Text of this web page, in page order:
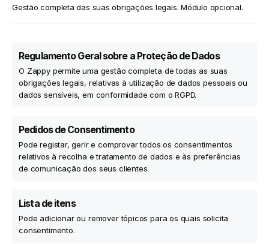
Gestão completa das suas obrigações legais. Módulo opcional.
Regulamento Geral sobre a Proteção de Dados
O Zappy permite uma gestão completa de todas as suas
obrigações legais, relativas à utilização de dados pessoais ou
dados sensíveis, em conformidade com o RGPD.
Pedidos de Consentimento
Pode registar, gerir e comprovar todos os consentimentos
relativos à recolha e tratamento de dados e às preferências
de comunicação dos seus clientes.
Lista de itens
Pode adicionar ou remover tópicos para os quais solicita
consentimento.